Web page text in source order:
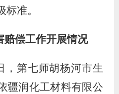
准。
赔偿工作开展情况
，第七师胡杨河市生
疆润化工材料有限公